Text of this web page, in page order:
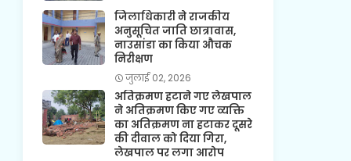
जिलाधिकारी ने राजकीय
अनुसूचित जाति छात्रावास,
नाउसांडा का किया औचक
निरीक्षण
जुलाई 02, 2026
अतिक्रमण हटाने गए लेखपाल
ने अतिक्रमण किए गए व्यक्ति
का अतिक्रमण ना हटाकर दूसरे
की दीवाल को दिया गिरा,
लेखपाल पर लगा आरोप